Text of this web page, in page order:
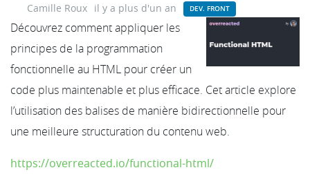
Camille Roux il y a plus d'un an DEV. FRONT
Découvrez comment appliquer les
principes de la programmation
fonctionnelle au HTML pour créer un
code plus maintenable et plus efficace. Cet article explore
l’utilisation des balises de manière bidirectionnelle pour
une meilleure structuration du contenu web.
https://overreacted.io/functional-html/